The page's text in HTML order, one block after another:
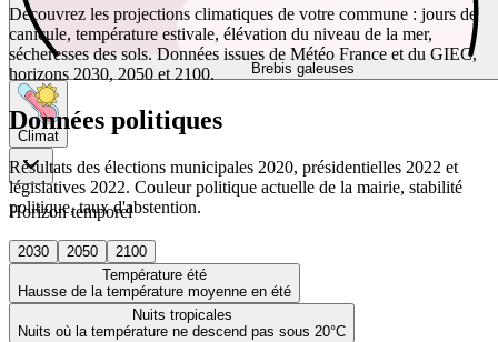
Brebis galeuses
Climat
Horizon temporel
2030 2050
2100
Température été
Hausse de la température moyenne en été
Nuits tropicales
Nuits où la température ne descend pas sous 20°C
Découvrez les projections climatiques de votre commune : jours de
canicule, température estivale, élévation du niveau de la mer,
sécheresses des sols. Données issues de Météo France et du GIEC,
horizons 2030, 2050 et 2100.
Données politiques
Résultats des élections municipales 2020, présidentielles 2022 et
législatives 2022. Couleur politique actuelle de la mairie, stabilité
politique, taux d'abstention.